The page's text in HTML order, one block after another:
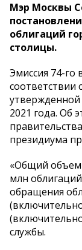
Мэр Москвы
облигаций
столицы.
Эмиссия 74-го
соответствии
2021 года. Об
президиума
«Общий объем
млн
обращения
службы.